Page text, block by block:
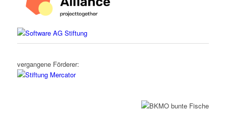
vergangene Förderer: